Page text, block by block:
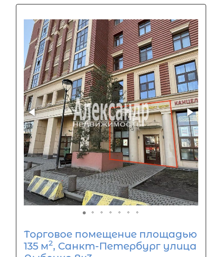
Торговое помещение площадью
135 м2, Санкт-Петербург улица